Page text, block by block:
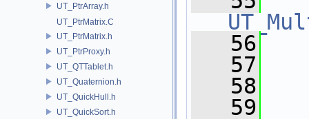
UT_PtrArray.h
UT_PtrMatrix.C
UT_PtrMatrix.h
UT_PtrProxy.h
UT_QTTablet.h
UT_Quaternion.h
UT_QuickHull.h
UT_QuickSort.h
   56
   57
   58
   59